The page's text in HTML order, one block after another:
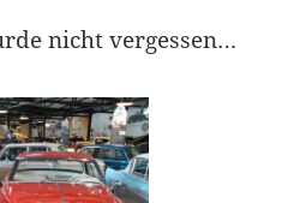
nicht vergessen…